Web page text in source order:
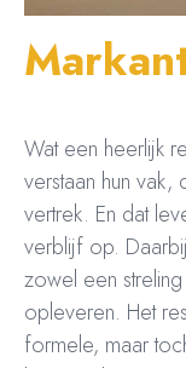
Wat een heerlijk
verstaan hun vak,
vertrek. En dat
verblijf op.
zowel een
opleveren. Het
formele, maar